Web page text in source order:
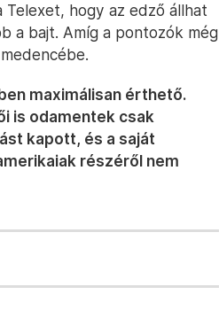
Telexet, hogy az edző állhat
a bajt. Amíg a pontozók még
maximálisan érthető.
is odamentek csak
kapott, és a saját
részéről nem